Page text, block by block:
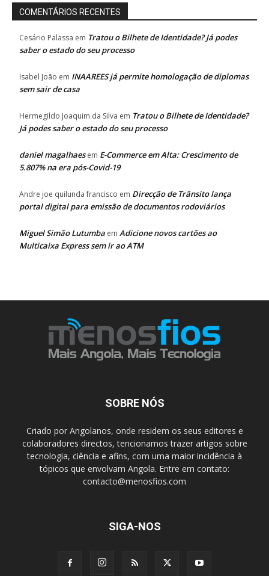
COMENTÁRIOS RECENTES
Cesário Palassa em Tratou o Bilhete de Identidade? Já podes
saber o estado do seu processo
Isabel João em INAAREES já permite homologação de diplomas
sem sair de casa
Hermegildo Joaquim da Silva em Tratou o Bilhete de Identidade?
Já podes saber o estado do seu processo
daniel magalhaesem E-Commerce em Alta: Crescimento de
5.807% na era pós-Covid-19
Andre joe quilunda francisco em Direcção de Trânsito lança
portal digital para emissão de documentos rodoviários
Miguel Simão Lutumba em Adicione novos cartões ao
Multicaixa Express sem ir ao ATM
SOBRE NÓS
Criado por Angolanos, onde residem os seus editores e
colaboradores directos, tencionamos trazer artigos sobre
tecnologia, ciência e afins, com uma maior incidência à
tópicos que envolvam Angola. Entre em contato:
contacto@menosfios.com
SIGA-NOS